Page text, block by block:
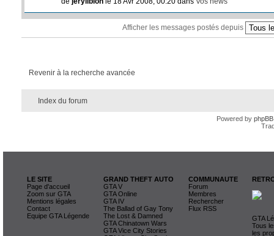
Afficher les messages postés depuis
Revenir à la recherche avancée
Index du forum
Powered by phpBB
LE SITE
Page d'accueil
Zoom sur GTA
Mentions légales
Contact
Equipe GTA Légende
GRAND THEFT AUTO
GTA V
GTA Online
GTA IV
The Ballad of Gay Tony
The Lost & Damned
GTA Chinatown Wars
GTA Vice City Stories
COMMUNAUTE
Forum
Membres
Rechercher
Flux RSS
GTA
Tous
les